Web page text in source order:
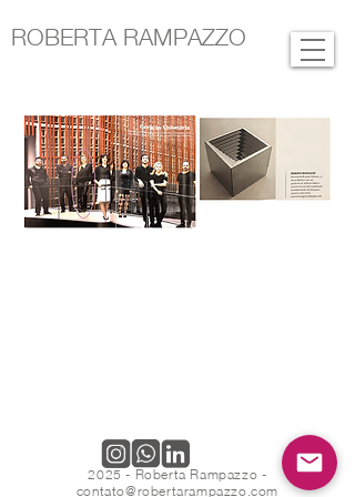
ROBERTA RAMPAZZO
2025 - Roberta Rampazzo -
contato@robertarampazzo.com